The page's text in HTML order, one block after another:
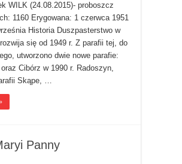
WILK (24.08.2015)- proboszcz
1160 Erygowana: 1 czerwca 1951
Historia Duszpasterstwo w
się od 1949 r. Z parafii tej, do
utworzono dwie nowe parafie:
Cibórz w 1990 r. Radoszyn,
Skąpe, …
Panny